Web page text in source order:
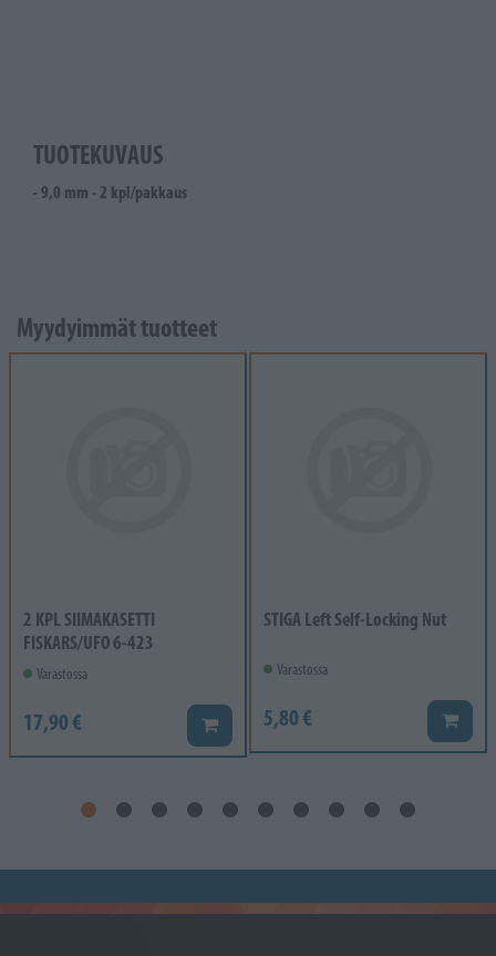
TUOTEKUVAUS
- 9,0 mm - 2 kpl/pakkaus
Myydyimmät tuotteet
2 KPL SIIMAKASETTI
FISKARS/UFO 6-423
Varastossa
17,90 € Lisää koriin
STIGA Left Self-Locking Nut
Varastossa
5,80 € Lisää